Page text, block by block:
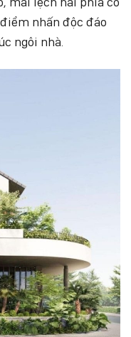
nhấn độc đáo
ngôi nhà.